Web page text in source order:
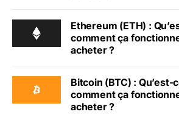
Ethereum (ETH) :
comment ça
acheter ?
Bitcoin (BTC) : Qu’est-
comment ça
acheter ?